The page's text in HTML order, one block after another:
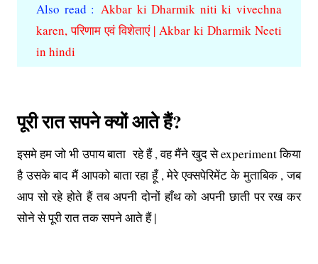
Also read : Akbar ki Dharmik niti ki vivechna
karen, परिणाम एवं विशेताएं | Akbar ki Dharmik Neeti
in hindi
पूरी रात सपने क्यों आते हैं?
इसमे हम जो भी उपाय बाता रहे हैं , वह मैंने खुद से experiment किया
है उसके बाद मैं आपको बाता रहा हूँ , मेरे एक्सपेरिमेंट के मुताबिक , जब
आप सो रहे होते हैं तब अपनी दोनों हाँथ को अपनी छाती पर रख कर
सोने से पूरी रात तक सपने आते हैं |